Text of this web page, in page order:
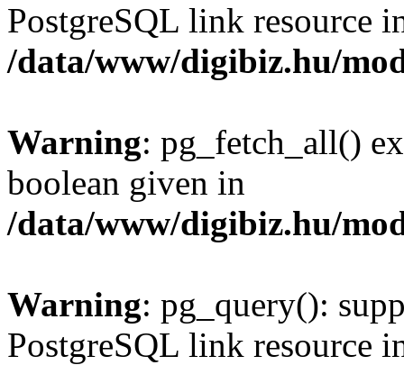
PostgreSQL link resource
/data/www/digibiz.hu/
Warning: pg_fetch_all()
boolean given in
/data/www/digibiz.hu/
Warning: pg_query():
PostgreSQL link resource